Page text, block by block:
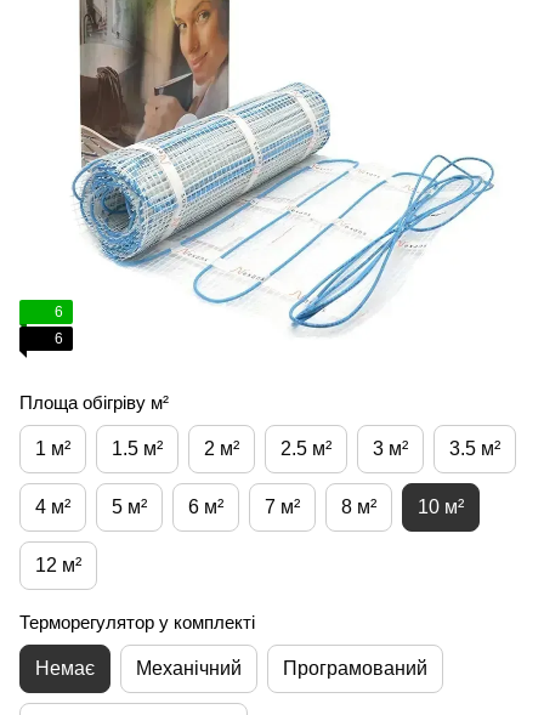
6
6
Площа обігріву м²
1 м² 1.5 м² 2 м² 2.5 м² 3 м² 3.5 м²
4 м² 5 м² 6 м² 7 м² 8 м² 10 м²
12 м²
Терморегулятор у комплекті
Немає Механічний Програмований